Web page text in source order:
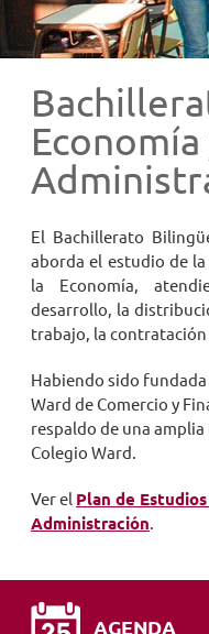
Economía
El Bachillerato
aborda el estudio de
la Economía,
desarrollo, la
trabajo, la contratación
Habiendo sido
Ward de Comercio y
respaldo de una
Colegio Ward.
Ver el Plan de
Administración.
AGENDA